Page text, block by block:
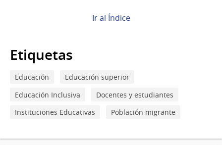
en
Educación
Secundaria
Ir al Índice
Etiquetas
Educación
Educación superior
Educación Inclusiva
Docentes y estudiantes
Instituciones Educativas
Población migrante